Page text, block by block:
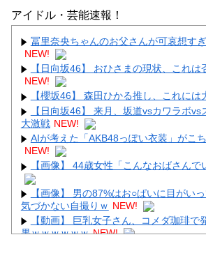
【画像】顔100点、体30点の女ｗｗｗ
Powered by livedoor 相互RSS
アイドル・芸能速報！
冨里奈央ちゃんのお父さんが可哀想す
NEW!
【日向坂46】 おひさまの現状、これは
NEW!
【櫻坂46】 森田ひかる推し、これには
【日向坂46】 来月、坂道vsカワラボ
大激戦 NEW!
AIが考えた「AKB48っぽい衣装」がこ
NEW!
【画像】 44歳女性「こんなおばさんで
【画像】 男の87%はお○ぱいに目がい
気づかない自撮りｗ NEW!
【動画】 巨乳女子さん、コメダ珈琲で
果ｗｗｗｗｗｗ NEW!
【画像】 影山優佳さん(25)、下着姿で